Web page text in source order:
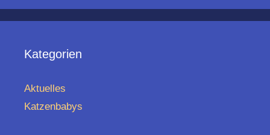
Kategorien
Aktuelles
Katzenbabys